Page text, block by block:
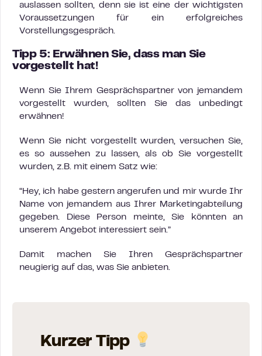
auslassen sollten, denn sie ist eine der wichtigsten
Voraussetzungen für ein erfolgreiches
Vorstellungsgespräch.
Tipp 5: Erwähnen Sie, dass man Sie
vorgestellt hat!
Wenn Sie Ihrem Gesprächspartner von jemandem
vorgestellt wurden, sollten Sie das unbedingt
erwähnen!
Wenn Sie nicht vorgestellt wurden, versuchen Sie,
es so aussehen zu lassen, als ob Sie vorgestellt
wurden, z.B. mit einem Satz wie:
“Hey, ich habe gestern angerufen und mir wurde Ihr
Name von jemandem aus Ihrer Marketingabteilung
gegeben. Diese Person meinte, Sie könnten an
unserem Angebot interessiert sein.”
Damit machen Sie Ihren Gesprächspartner
neugierig auf das, was Sie anbieten.
Kurzer Tipp